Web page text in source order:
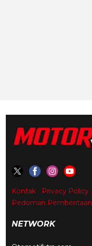
Kontak Privacy Policy
Pedoman Pemberitaan
NETWORK